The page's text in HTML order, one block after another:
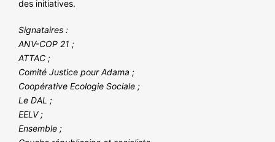
des initiatives.
Signataires :
ANV-COP 21 ;
ATTAC ;
Comité Justice pour Adama ;
Coopérative Ecologie Sociale ;
Le DAL ;
EELV ;
Ensemble ;